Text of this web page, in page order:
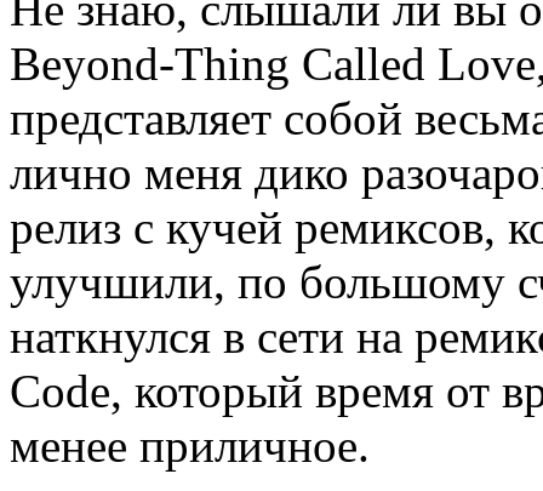
Beyond-Thing Called
представляет собой
лично меня дико
релиз с кучей ремиксов,
улучшили, по большому
наткнулся в сети на
Code, который время от
менее приличное.